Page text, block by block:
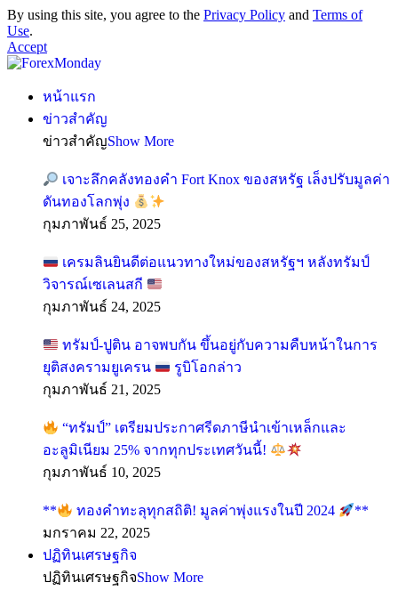
By using this site, you agree to the Privacy Policy and Terms of
Use.
Accept
หน้าแรก
ข่าวสำคัญ
ข่าวสำคัญShow More
เจาะลึกคลังทองคำ Fort Knox ของสหรัฐ เล็งปรับมูลค่า
ดันทองโลกพุ่ง
กุมภาพันธ์ 25, 2025
เครมลินยินดีต่อแนวทางใหม่ของสหรัฐฯ หลังทรัมป์
วิจารณ์เซเลนสกี
กุมภาพันธ์ 24, 2025
ทรัมป์-ปูติน อาจพบกัน ขึ้นอยู่กับความคืบหน้าในการ
ยุติสงครามยูเครน
รูบิโอกล่าว
กุมภาพันธ์ 21, 2025
“ทรัมป์” เตรียมประกาศรีดภาษีนำเข้าเหล็กและ
อะลูมิเนียม 25% จากทุกประเทศวันนี้!
กุมภาพันธ์ 10, 2025
** ทองคำทะลุทุกสถิติ! มูลค่าพุ่งแรงในปี 2024
**
มกราคม 22, 2025
ปฏิทินเศรษฐกิจ
ปฏิทินเศรษฐกิจShow More